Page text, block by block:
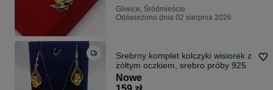
Gliwice, Śródmieście
Odświeżono dnia 02 sierpnia 2026
Srebrny komplet kolczyki wisiorek z
żółtym oczkiem, srebro próby 925
Nowe